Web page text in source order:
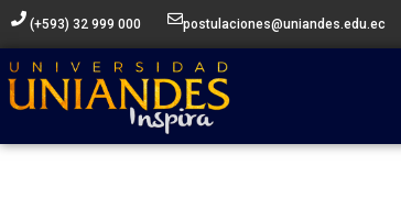
contenido
(+593) 32 999 000 postulaciones@uniandes.edu.ec